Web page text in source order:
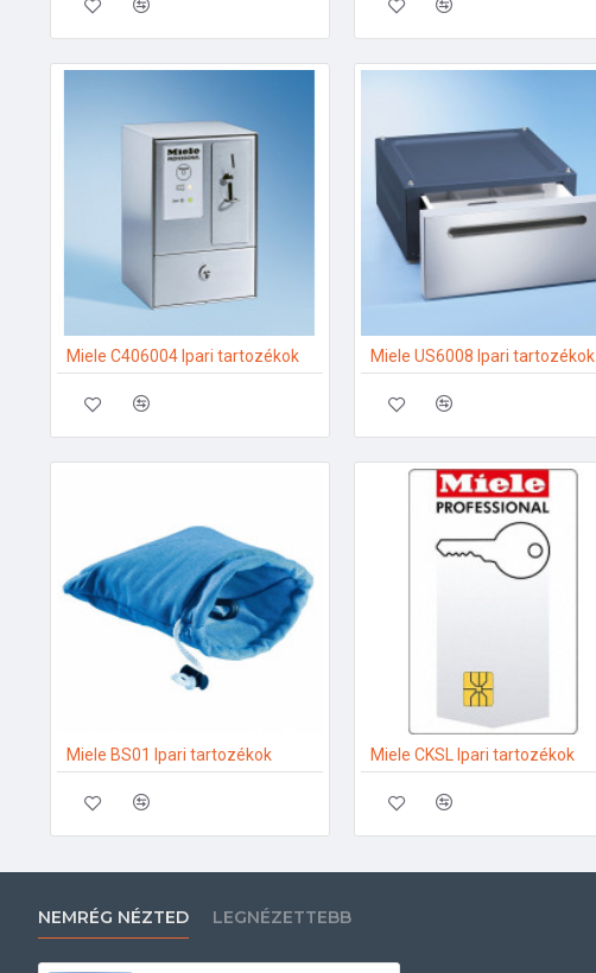
Miele C406004 Ipari tartozékok Miele US6008 Ipari tartozékok
Miele BS01 Ipari tartozékok Miele CKSL Ipari tartozékok
NEMRÉG NÉZTED LEGNÉZETTEBB